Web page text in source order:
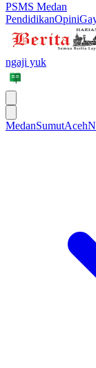
PSMS Medan
PendidikanOpini
ngaji yuk
MedanSumutAceh